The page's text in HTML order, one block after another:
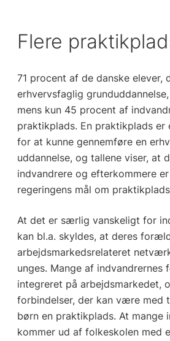
Flere
71 procent af de danske elever,
erhvervsfaglig
mens kun 45 procent af
praktikplads. En praktikplads
for at kunne gennemføre en
uddannelse, og tallene viser, at
indvandrere og efterkommere
regeringens mål om
At det er særlig vanskeligt for
kan bl.a. skyldes, at deres
arbejdsmarkedsrelateret
unges. Mange af
integreret på arbejdsmarkedet,
forbindelser, der kan være med
børn en praktikplads. At mange
kommer ud af folkeskolen med